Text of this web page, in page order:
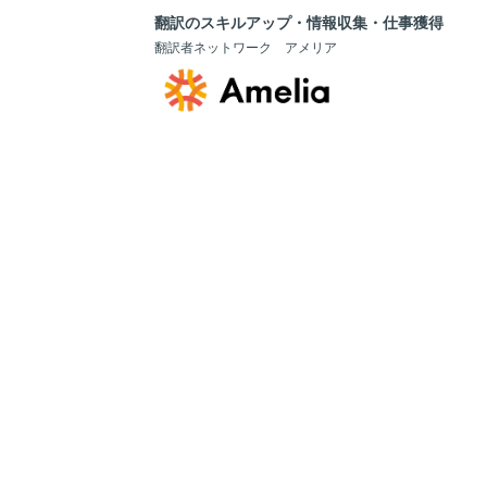
翻訳のスキルアップ・情報収集・仕事獲得
翻訳者ネットワーク アメリア